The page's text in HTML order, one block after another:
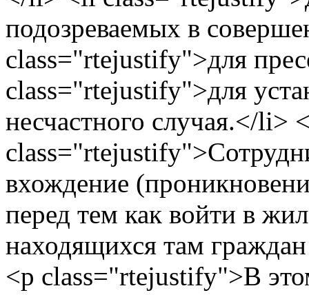
подозреваемых в
class="rtejustify">для
class="rtejustify">для
несчастного случая.</li>
вхождение
перед тем как войти в
находящихся там
<p class="rtejustify">В